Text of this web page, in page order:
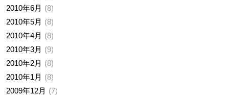
2010年6月
8
2010年5月
8
2010年4月
8
2010年3月
9
2010年2月
8
2010年1月
8
2009年12月
7